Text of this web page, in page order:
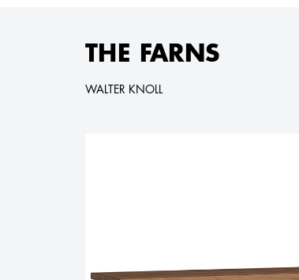
THE FARNS
WALTER KNOLL